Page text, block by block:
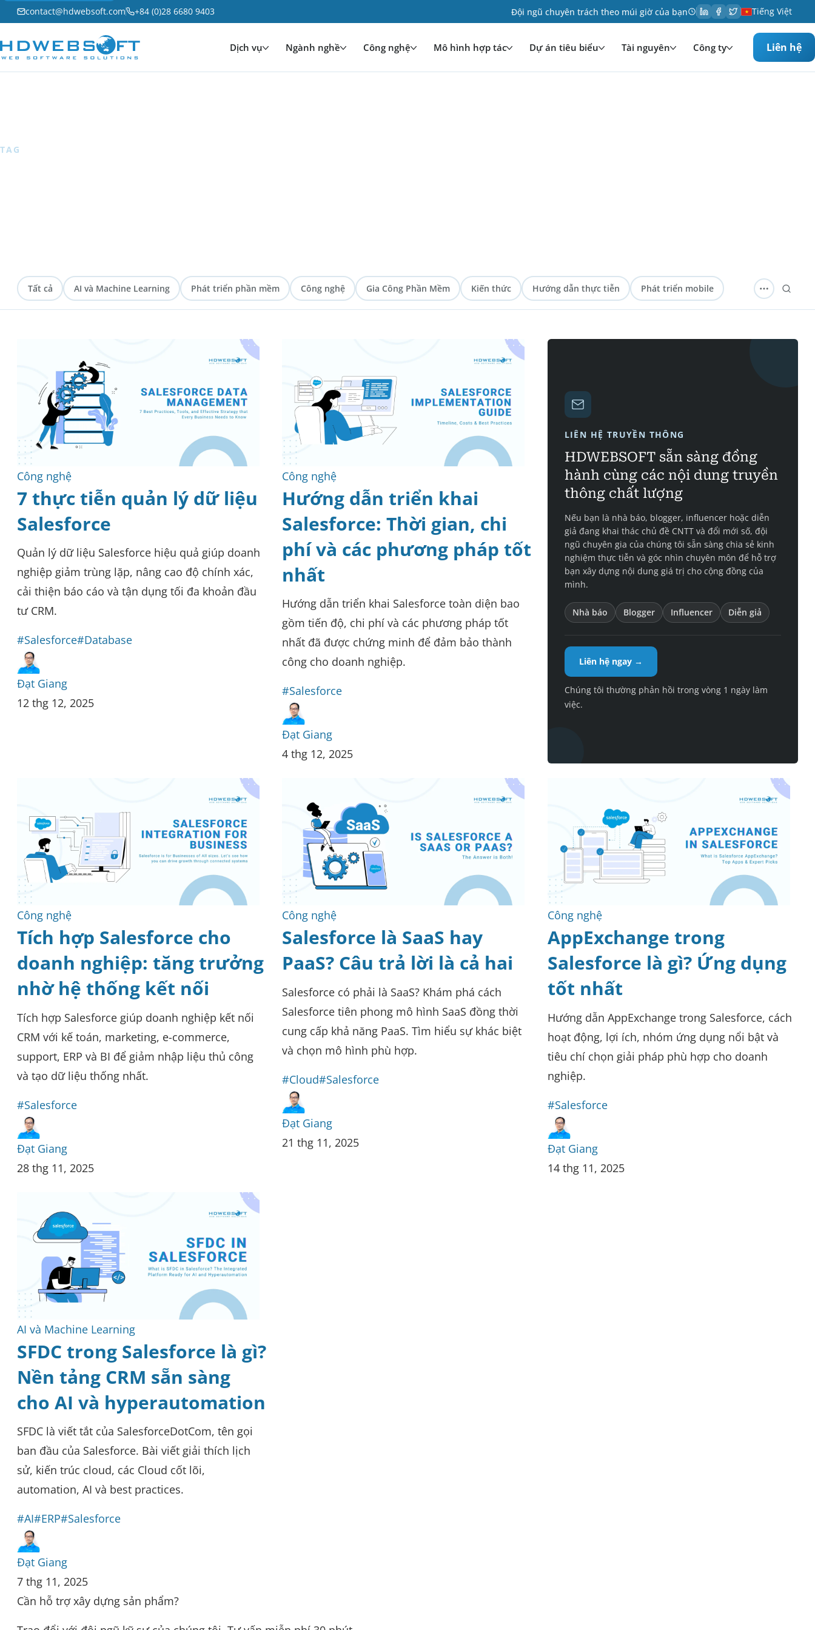
contact@hdwebsoft.com +84 (0)28 6680 9403 Đội ngũ chuyên trách theo múi giờ của bạn Tiếng Việt
Dịch vụ Ngành nghề Công nghệ Mô hình hợp tác Dự án tiêu biểu Tài nguyên Công ty Liên hệ
TAG
Tất cả AI và Machine Learning Phát triển phần mềm Công nghệ Gia Công Phần Mềm Kiến thức Hướng dẫn thực tiễn Phát triển mobile
Bảo mật Kỹ thuật Y tế Phương pháp luận Blockchain
Công nghệ
7 thực tiễn quản lý dữ liệu
Salesforce
Quản lý dữ liệu Salesforce hiệu quả giúp doanh
nghiệp giảm trùng lặp, nâng cao độ chính xác,
cải thiện báo cáo và tận dụng tối đa khoản đầu
tư CRM.
#Salesforce#Database
Đạt Giang
12 thg 12, 2025
Công nghệ
Hướng dẫn triển khai
Salesforce: Thời gian, chi
phí và các phương pháp tốt
nhất
Hướng dẫn triển khai Salesforce toàn diện bao
gồm tiến độ, chi phí và các phương pháp tốt
nhất đã được chứng minh để đảm bảo thành
công cho doanh nghiệp.
#Salesforce
Đạt Giang
4 thg 12, 2025
LIÊN HỆ TRUYỀN THÔNG
HDWEBSOFT sẵn sàng đồng
hành cùng các nội dung truyền
thông chất lượng
Nếu bạn là nhà báo, blogger, influencer hoặc diễn
giả đang khai thác chủ đề CNTT và đổi mới số, đội
ngũ chuyên gia của chúng tôi sẵn sàng chia sẻ kinh
nghiệm thực tiễn và góc nhìn chuyên môn để hỗ trợ
bạn xây dựng nội dung giá trị cho cộng đồng của
mình.
Nhà báo Blogger Influencer Diễn giả
Liên hệ ngay →
Chúng tôi thường phản hồi trong vòng 1 ngày làm
việc.
Công nghệ
Tích hợp Salesforce cho
doanh nghiệp: tăng trưởng
nhờ hệ thống kết nối
Tích hợp Salesforce giúp doanh nghiệp kết nối
CRM với kế toán, marketing, e-commerce,
support, ERP và BI để giảm nhập liệu thủ công
và tạo dữ liệu thống nhất.
#Salesforce
Đạt Giang
28 thg 11, 2025
Công nghệ
Salesforce là SaaS hay
PaaS? Câu trả lời là cả hai
Salesforce có phải là SaaS? Khám phá cách
Salesforce tiên phong mô hình SaaS đồng thời
cung cấp khả năng PaaS. Tìm hiểu sự khác biệt
và chọn mô hình phù hợp.
#Cloud#Salesforce
Đạt Giang
21 thg 11, 2025
Công nghệ
AppExchange trong
Salesforce là gì? Ứng dụng
tốt nhất
Hướng dẫn AppExchange trong Salesforce, cách
hoạt động, lợi ích, nhóm ứng dụng nổi bật và
tiêu chí chọn giải pháp phù hợp cho doanh
nghiệp.
#Salesforce
Đạt Giang
14 thg 11, 2025
AI và Machine Learning
SFDC trong Salesforce là gì?
Nền tảng CRM sẵn sàng
cho AI và hyperautomation
SFDC là viết tắt của SalesforceDotCom, tên gọi
ban đầu của Salesforce. Bài viết giải thích lịch
sử, kiến trúc cloud, các Cloud cốt lõi,
automation, AI và best practices.
#AI#ERP#Salesforce
Đạt Giang
7 thg 11, 2025
Cần hỗ trợ xây dựng sản phẩm?